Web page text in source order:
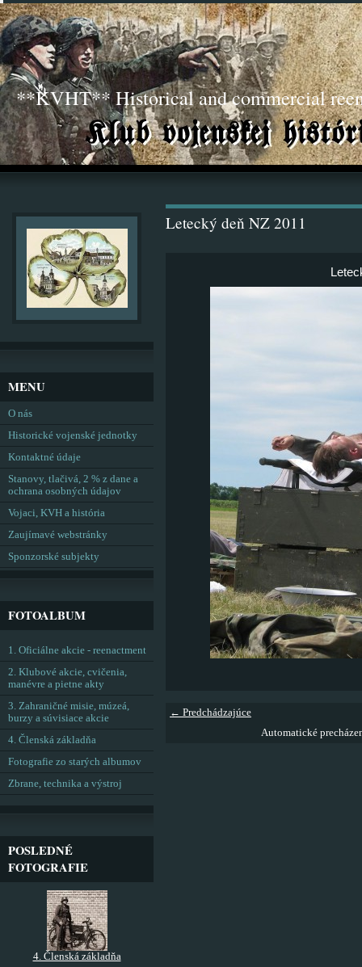
**KVHT** Historical and commercial
Letecký deň NZ 2011
← Predchádzajúce
Automatické
MENU
O nás
Historické vojenské jednotky
Kontaktné údaje
Stanovy, tlačivá, 2 % z dane a
ochrana osobných údajov
Vojaci, KVH a história
Zaujímavé webstránky
Sponzorské subjekty
FOTOALBUM
1. Oficiálne akcie - reenactment
2. Klubové akcie, cvičenia,
manévre a pietne akty
3. Zahraničné misie, múzeá,
burzy a súvisiace akcie
4. Členská základňa
Fotografie zo starých albumov
Zbrane, technika a výstroj
POSLEDNÉ
FOTOGRAFIE
4. Členská základňa